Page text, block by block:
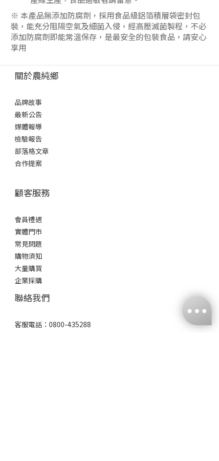
※ 本產品無添加防腐劑，採用食品級鋁箔積層袋密封包
裝，能充分阻隔空氣及細菌入侵，經高壓滅菌製程，不必
添加防腐劑即能常溫保存，是最安全的包裝食品，請安心
享用
關於農純鄉
品牌故事
最新公告
媒體報導
檢驗報告
部落格文章
合作提案
顧客服務
會員禮遇
實體門市
常見問題
購物須知
大量購買
企業採購
聯絡我們
客服電話：0800-435288